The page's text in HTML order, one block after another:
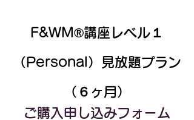
F&WM®️講座レベル１
（Personal） 見放題プラン
（６ヶ月）
ご購入申し込みフォーム